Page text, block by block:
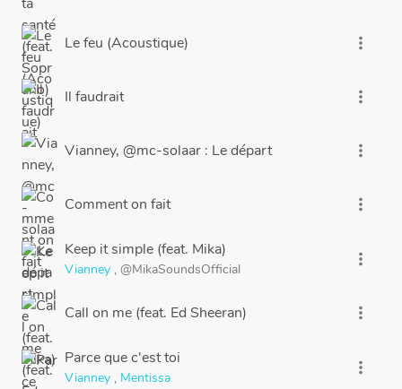
Le feu (Acoustique) more_vert
Il faudrait more_vert
Vianney, @mc-solaar : Le départ more_vert
Comment on fait more_vert
Keep it simple (feat. Mika)
Vianney , @MikaSoundsOfficial
more_vert
Call on me (feat. Ed Sheeran) more_vert
Parce que c'est toi
Vianney , Mentissa
more_vert